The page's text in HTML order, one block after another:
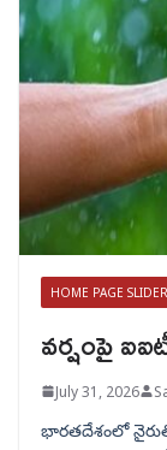
HOME PAGE SLIDER
వర్షంపై
July 31, 2026
భారతదేశంలో